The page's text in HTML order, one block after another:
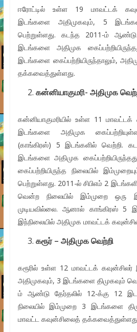
ஈரோட்டில் உள்ள 19 மாவட்டக்
இடங்களை அதிமுகவும், 5
பெற்றுள்ளது. கடந்த 2011-ம்
இடங்களை அதிமுக
இடங்களை கைப்பற்றியிருந்தாலும்,
தக்கவைத்துள்ளது.
கன்னியாகுமரி- அதிமுக
கன்னியாகுமரியில் உள்ள 11
இடங்களை அதிமுக
(காங்கிரஸ்) 5 இடங்களில் வெற்றி.
இடங்களை அதிமுக
கைப்பற்றியிருந்த நிலையில்
பெற்றுள்ளது. 2011-ல் சிபிஎம் 2
வென்ற நிலையில் இம்முறை ஒரு
முடியவில்லை. ஆனால் காங்கிரஸ் 5
இந்நிலையில் அதிமுக மாவட்டக்
கரூர் – அதிமுக வெற்றி
கரூரில் உள்ள 12 மாவட்டக்
அதிமுகவும், 3 இடங்களை திமுகவும்
ம் ஆண்டு தேர்தலில் 12-க்கு 12
நிலையில் இம்முறை 3 இடங்களை
மாவட்ட கவுன்சிலைத்